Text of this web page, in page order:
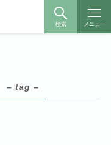
検索 メニュー
– tag –